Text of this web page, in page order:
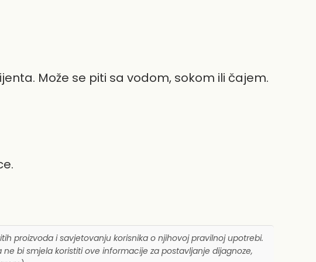
Može se piti sa vodom, sokom ili čajem.
proizvoda i savjetovanju korisnika o njihovoj pravilnoj upotrebi.
bi smjela koristiti ove informacije za postavljanje dijagnoze,